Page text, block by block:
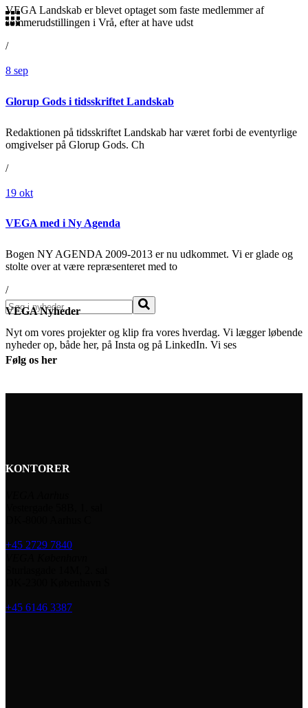
VEGA Landskab er blevet optaget som faste medlemmer af
sommerudstillingen i Vrå, efter at have udst
/
8 sep
Glorup Gods i tidsskriftet Landskab
Redaktionen på tidsskriftet Landskab har været forbi de eventyrlige
omgivelser på Glorup Gods. Ch
/
19 okt
VEGA med i Ny Agenda
Bogen NY AGENDA 2009-2013 er nu udkommet. Vi er glade og
stolte over at være repræsenteret med to
/
Søg
VEGA Nyheder
Nyt om vores projekter og klip fra vores hverdag. Vi lægger løbende
nyheder op, både her, på Insta og på LinkedIn. Vi ses
Følg os her
KONTORER
+45 2729 7840
+45 6146 3387